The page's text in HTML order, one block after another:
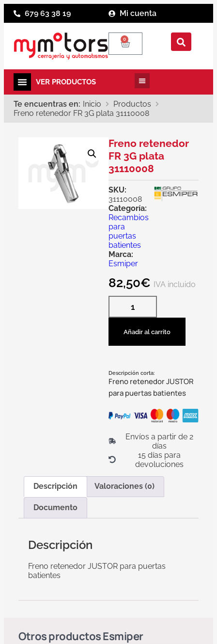
679 63 38 19 Mi cuenta
0
Te encuentras en: Inicio
Productos
Freno retenedor FR 3G plata 31110008
Freno retenedor
FR 3G plata
31110008
SKU:
31110008
Categoría:
Recambios
para
puertas
batientes
Marca:
Esmiper
82,50€ IVA incluido
Añadir al carrito
Descripción corta:
Freno retenedor JUSTOR
para puertas batientes
Envíos a partir de 2
días
15 días para
devoluciones
Descripción Valoraciones (0)
Documento
Descripción
Freno retenedor JUSTOR para puertas
batientes
Otros productosEsmiper